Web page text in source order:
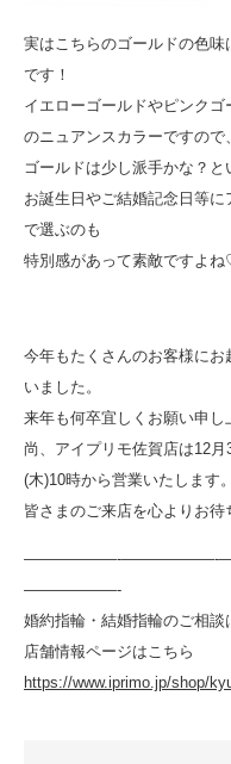
実はこちらのゴールドの色
です！
イエローゴールドやピンク
のニュアンスカラーですので、
ゴールドは少し派手かな？と
お誕生日やご結婚記念日等
で選ぶのも
特別感があって素敵ですよ
今年もたくさんのお客様に
いました。
来年も何卒宜しくお願い申し
尚、アイプリモ佐賀店は12
(木)10時から営業いたします。
皆さまのご来店を心よりお待
——————-——————-
——————-
婚約指輪・結婚指輪のご相談
店舗情報ページはこちら
https://www.iprimo.jp/shop/